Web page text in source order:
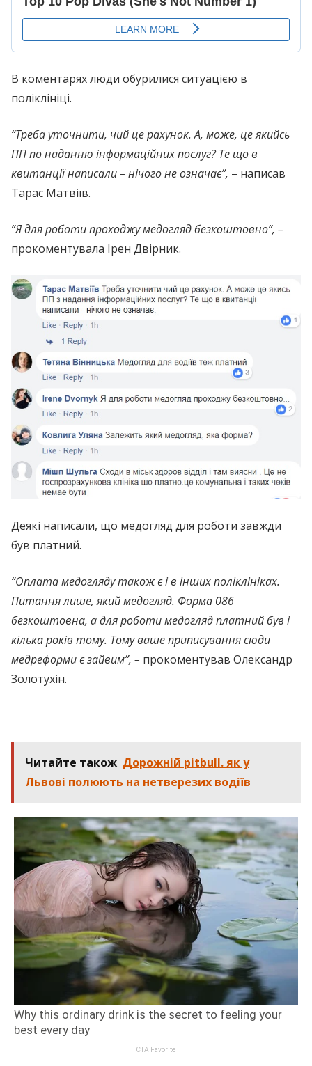
В коментарях люди обурилися ситуацією в
поліклініці.
“Треба уточнити, чий це рахунок. А, може, це якийсь
ПП по наданню інформаційних послуг? Те що в
квитанції написали – нічого не означає”, – написав
Тарас Матвіїв.
“Я для роботи проходжу медогляд безкоштовно”, –
прокоментувала Ірен Двірник.
Деякі написали, що медогляд для роботи завжди
був платний.
“Оплата медогляду також є і в інших поліклініках.
Питання лише, який медогляд. Форма 086
безкоштовна, а для роботи медогляд платний був і
кілька років тому. Тому ваше приписування сюди
медреформи є зайвим”, – прокоментував Олександр
Золотухін.
Читайте також Дорожній pitbull. як у
Львові полюють на нетверезих водіїв